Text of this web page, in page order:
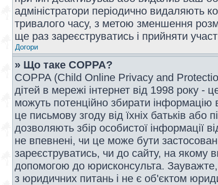
адміністратори періодично видаляють
тривалого часу, з метою зменшення
ще раз зареєструватись і прийняти
Догори
» Що таке COPPA?
COPPA (Child Online Privacy and
дітей в мережі інтернет від 1998 року -
можуть потенційно збирати інформацію
це письмову згоду від їхніх батьків або
дозволяють збір особистої інформації
не впевнені, чи це може бути
зареєструватись, чи до сайту, на якому
допомогою до юрисконсульта.
з юридичних питань і не є об'єктом